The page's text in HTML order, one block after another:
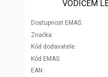
VODIČEM
Dostupnost EMAS
Značka
Kód dodavatele
Kód EMAS
EAN